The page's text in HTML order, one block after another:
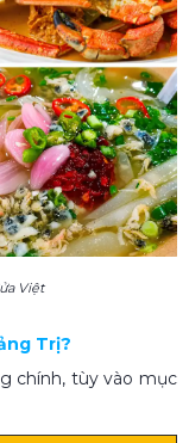
Việt
Trị?
chính, tùy vào mục